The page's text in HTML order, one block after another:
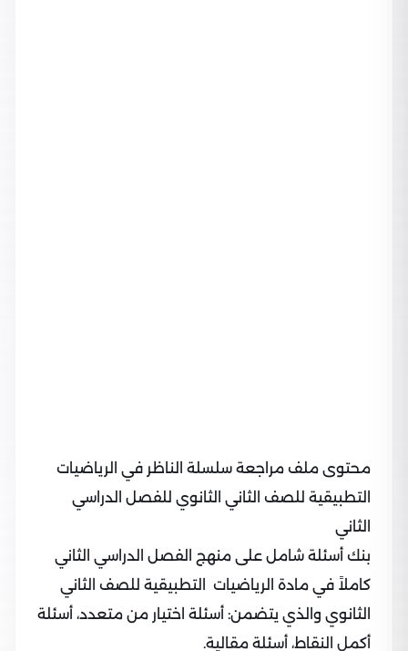
محتوى ملف مراجعة سلسلة الناظر في الرياضيات
التطبيقية للصف الثاني الثانوي للفصل الدراسي
الثاني
بنك أسئلة شامل على منهج الفصل الدراسي الثاني
كاملاً في مادة الرياضيات التطبيقية للصف الثاني
الثانوي والذي يتضمن: أسئلة اختيار من متعدد، أسئلة
أكمل النقاط، أسئلة مقالية.